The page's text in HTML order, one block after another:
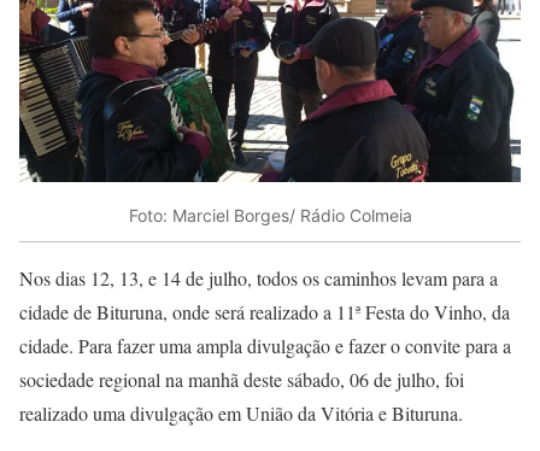
Foto: Marciel Borges/ Rádio Colmeia
Nos dias 12, 13, e 14 de julho, todos os caminhos levam para a
cidade de Bituruna, onde será realizado a 11ª Festa do Vinho, da
cidade. Para fazer uma ampla divulgação e fazer o convite para a
sociedade regional na manhã deste sábado, 06 de julho, foi
realizado uma divulgação em União da Vitória e Bituruna.